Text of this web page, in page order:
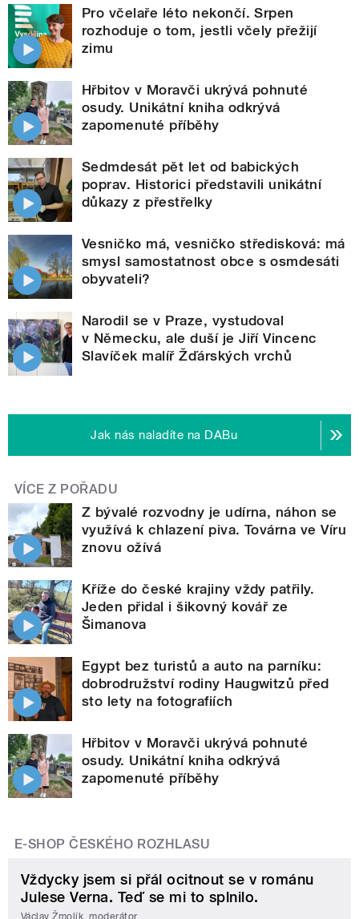
Pro včelaře léto nekončí. Srpen
rozhoduje o tom, jestli včely přežijí
zimu
Hřbitov v Moravči ukrývá pohnuté
osudy. Unikátní kniha odkrývá
zapomenuté příběhy
Sedmdesát pět let od babických
poprav. Historici představili unikátní
důkazy z přestřelky
Vesničko má, vesničko středisková: má
smysl samostatnost obce s osmdesáti
obyvateli?
Narodil se v Praze, vystudoval
v Německu, ale duší je Jiří Vincenc
Slavíček malíř Žďárských vrchů
Jak nás naladíte na DABu
VÍCE Z POŘADU
Z bývalé rozvodny je udírna, náhon se
využívá k chlazení piva. Továrna ve Víru
znovu ožívá
Kříže do české krajiny vždy patřily.
Jeden přidal i šikovný kovář ze
Šimanova
Egypt bez turistů a auto na parníku:
dobrodružství rodiny Haugwitzů před
sto lety na fotografiích
Hřbitov v Moravči ukrývá pohnuté
osudy. Unikátní kniha odkrývá
zapomenuté příběhy
E-SHOP ČESKÉHO ROZHLASU
Vždycky jsem si přál ocitnout se v románu
Julese Verna. Teď se mi to splnilo.
Václav Žmolík, moderátor